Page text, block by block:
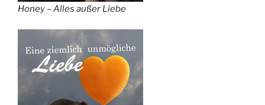
Honey – Alles außer Liebe